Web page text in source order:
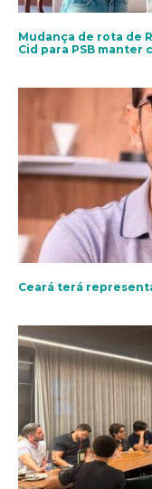
Mudança de rota de
Cid para PSB manter
Ceará terá